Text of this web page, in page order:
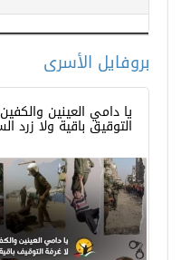
اقرأ المزيد
بروفايل الأسرى
يا دامي العينين
التوقيق باقية ولا زرد